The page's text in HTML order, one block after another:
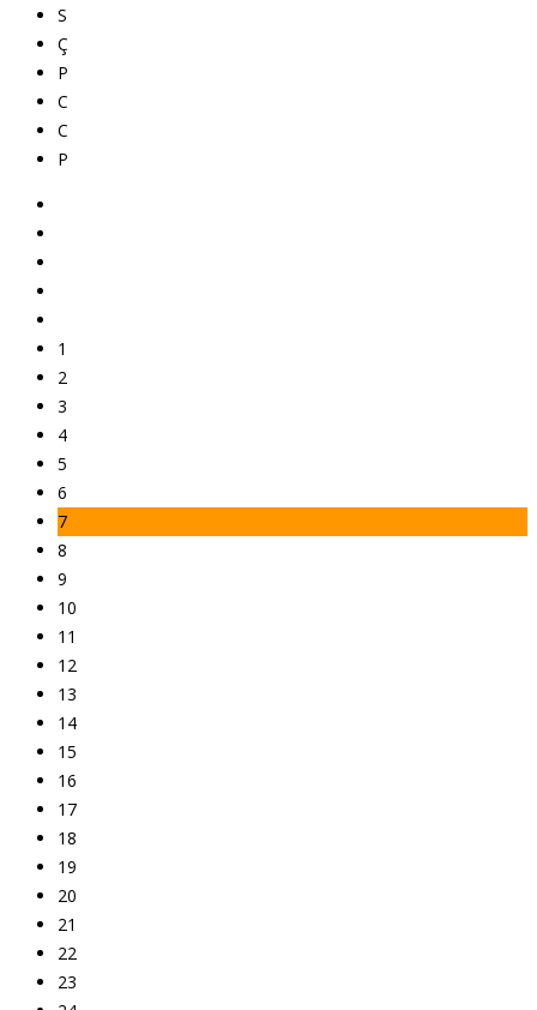
S
Ç
P
C
C
P
1
2
3
4
5
6
7
8
9
10
11
12
13
14
15
16
17
18
19
20
21
22
23